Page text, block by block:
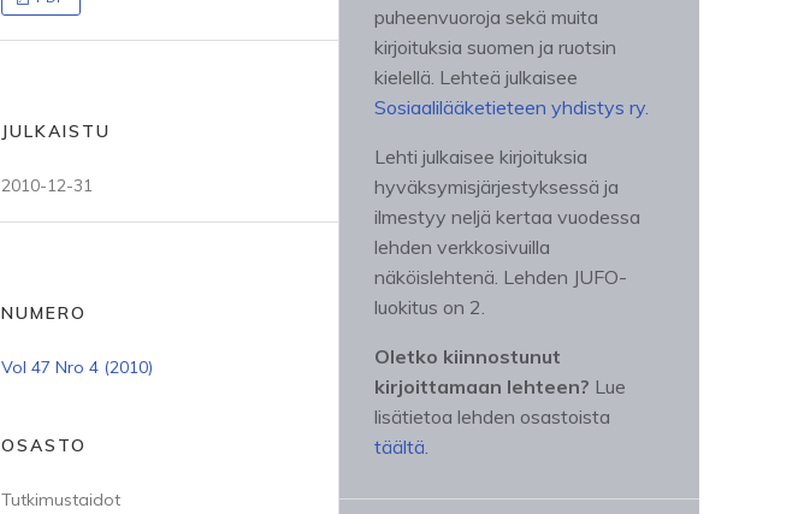
JULKAISTU
2010-12-31
NUMERO
Vol 47 Nro 4 (2010)
OSASTO
Tutkimustaidot
puheenvuoroja sekä muita
kirjoituksia suomen ja ruotsin
kielellä. Lehteä julkaisee
Sosiaalilääketieteen yhdistys ry.
Lehti julkaisee kirjoituksia
hyväksymisjärjestyksessä ja
ilmestyy neljä kertaa vuodessa
lehden verkkosivuilla
näköislehtenä. Lehden JUFO-
luokitus on 2.
Oletko kiinnostunut
kirjoittamaan lehteen? Lue
lisätietoa lehden osastoista
täältä.